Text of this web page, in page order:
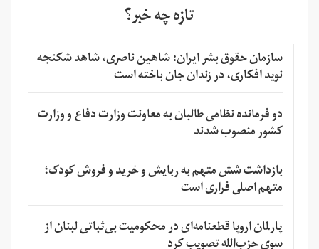
تازه چه خبر؟
سازمان حقوق بشر ایران: شاهین ناصری، شاهد شکنجه
نوید افکاری، در زندان جان باخته است
دو فرمانده نظامی طالبان به معاونت وزارت دفاع و وزارت
کشور منصوب شدند
بازداشت شش متهم به ربایش و خرید و فروش کودک؛
متهم اصلی فراری است
پارلمان اروپا قطعنامه‌ای در محکومیت بی‌ثباتی لبنان از